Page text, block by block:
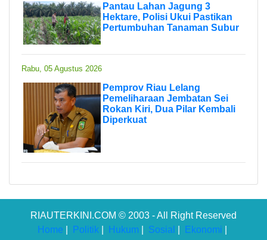
Pantau Lahan Jagung 3
Hektare, Polisi Ukui Pastikan
Pertumbuhan Tanaman Subur
Rabu, 05 Agustus 2026
Pemprov Riau Lelang
Pemeliharaan Jembatan Sei
Rokan Kiri, Dua Pilar Kembali
Diperkuat
RIAUTERKINI.COM © 2003 - All Right Reserved
Home
Politik Hukum Sosial Ekonomi